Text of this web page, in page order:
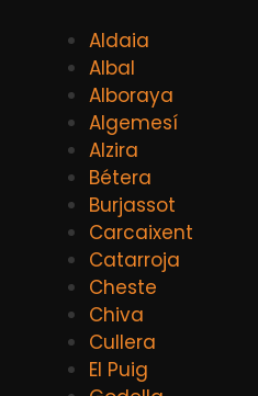
Aldaia
Albal
Alboraya
Algemesí
Alzira
Bétera
Burjassot
Carcaixent
Catarroja
Cheste
Chiva
Cullera
El Puig